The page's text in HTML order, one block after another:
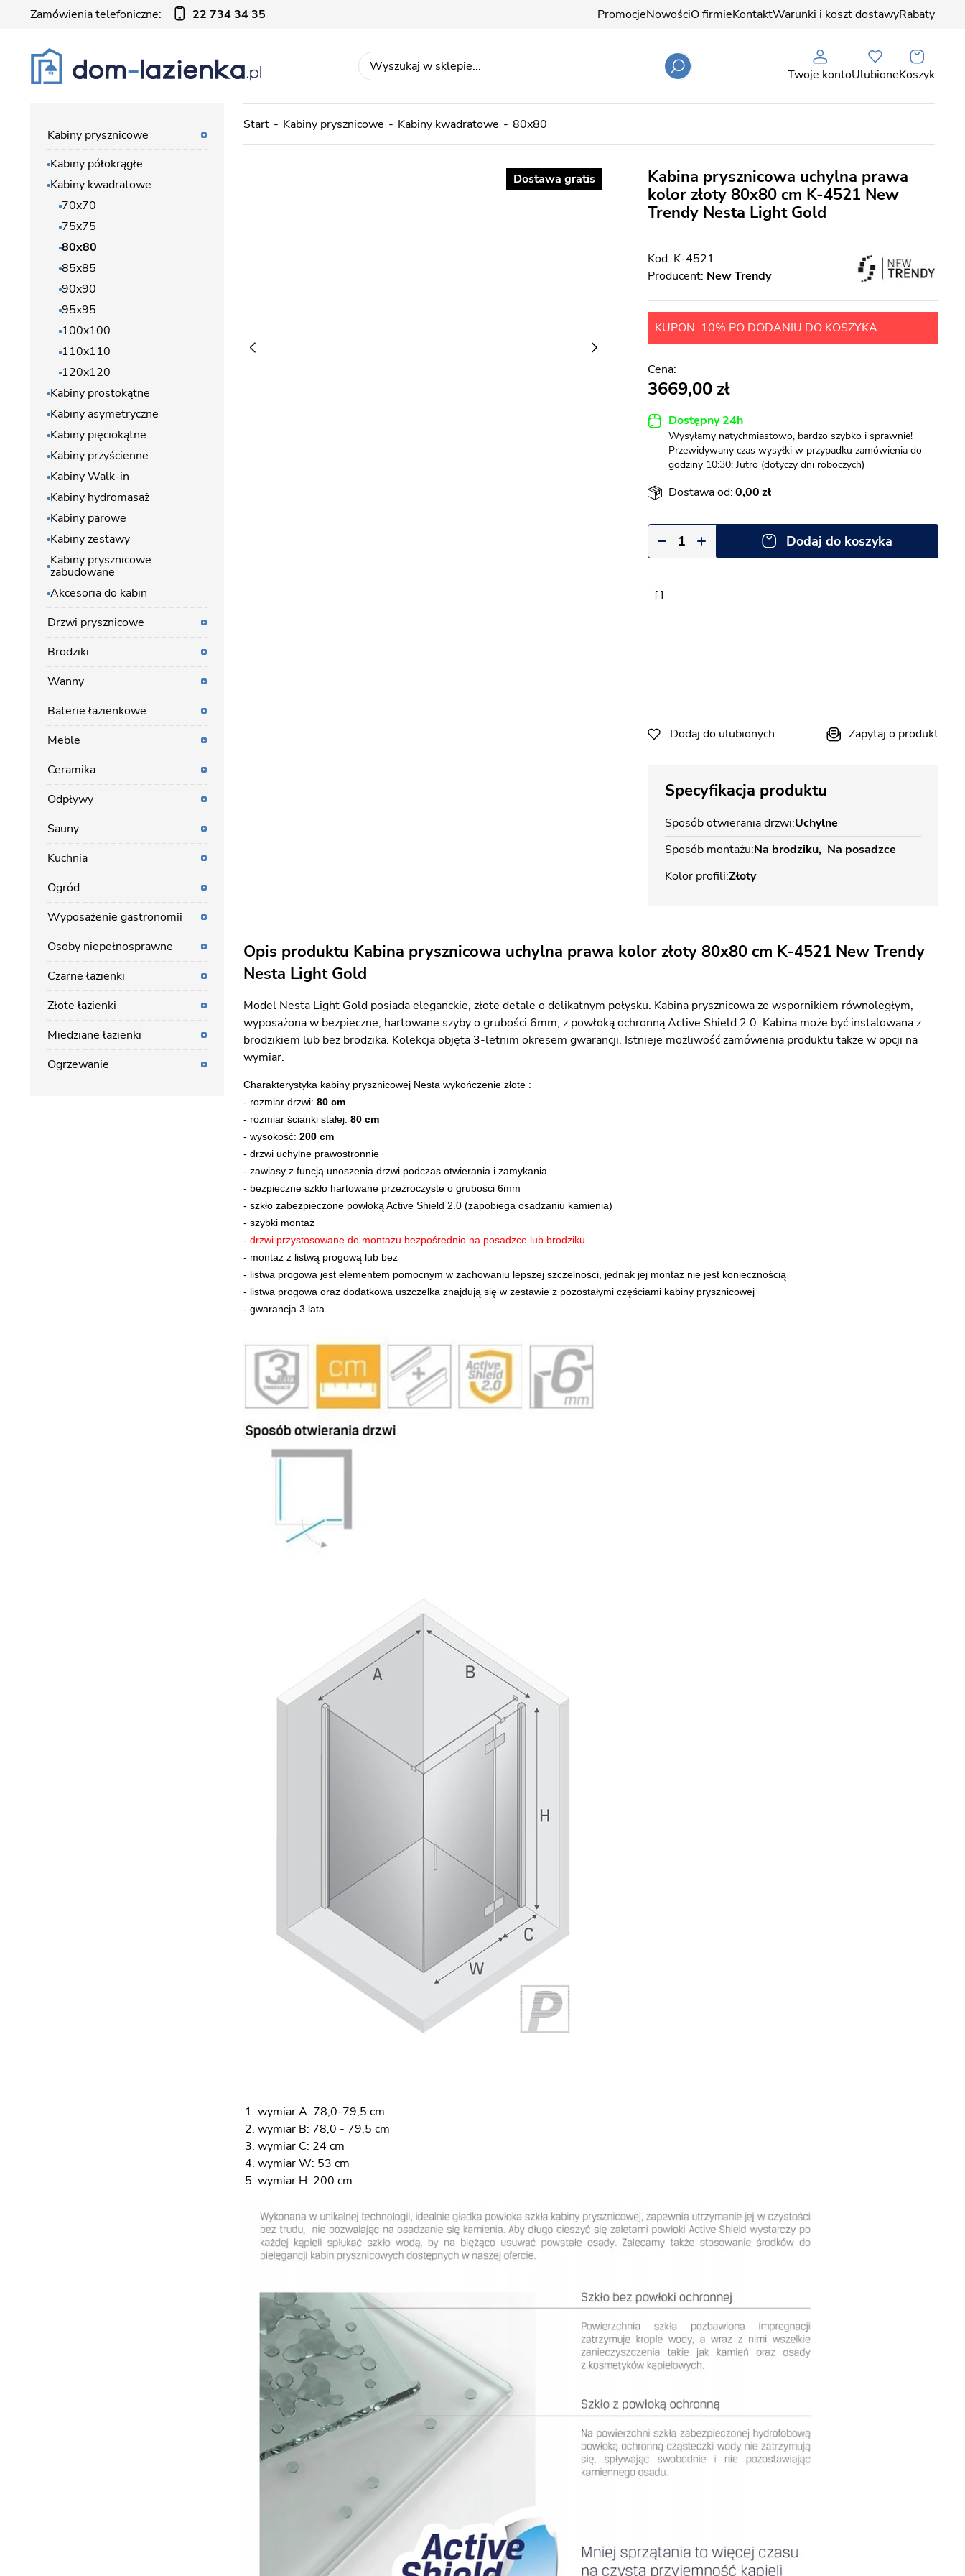
Zamówienia telefoniczne: 22 734 34 35 PromocjeNowościO firmieKontaktWarunki i koszt dostawyRabaty
Twoje kontoUlubioneKoszyk
Start Kabiny prysznicowe Kabiny kwadratowe 80x80
Dostawa gratis
Kabina prysznicowa uchylna prawa
kolor złoty 80x80 cm K-4521 New
Trendy Nesta Light Gold
K-4521
Producent: New Trendy
KUPON: 10% PO DODANIU DO KOSZYKA
3669,00
Dostępny 24h
Wysyłamy natychmiastowo, bardzo szybko i sprawnie!
Przewidywany czas wysyłki w przypadku zamówienia do
godziny 10:30: Jutro (dotyczy dni roboczych)
Dostawa od:0,00
Dodaj do koszyka
Dodaj do ulubionych Zapytaj o produkt
Specyfikacja produktu
Sposób otwierania drzwi Uchylne
Sposób montażu Na brodziku Na posadzce
Kolor profili Złoty
Opis produktu Kabina prysznicowa uchylna prawa kolor złoty 80x80 cm K-4521 New Trendy
Nesta Light Gold
Model Nesta Light Gold posiada eleganckie, złote detale o delikatnym połysku. Kabina prysznicowa ze wspornikiem równoległym,
wyposażona w bezpieczne, hartowane szyby o grubości 6mm, z powłoką ochronną Active Shield 2.0. Kabina może być instalowana z
brodzikiem lub bez brodzika. Kolekcja objęta 3-letnim okresem gwarancji. Istnieje możliwość zamówienia produktu także w opcji na
wymiar.
Charakterystyka kabiny prysznicowej Nesta wykończenie złote :
- rozmiar drzwi: 80 cm
- rozmiar ścianki stałej: 80 cm
- wysokość: 200 cm
- drzwi uchylne prawostronnie
- zawiasy z funcją unoszenia drzwi podczas otwierania i zamykania
- bezpieczne szkło hartowane przeźroczyste o grubości 6mm
- szkło zabezpieczone powłoką Active Shield 2.0 (zapobiega osadzaniu kamienia)
- szybki montaż
- drzwi przystosowane do montażu bezpośrednio na posadzce lub brodziku
- montaż z listwą progową lub bez
- listwa progowa jest elementem pomocnym w zachowaniu lepszej szczelności, jednak jej montaż nie jest koniecznością
- listwa progowa oraz dodatkowa uszczelka znajdują się w zestawie z pozostałymi częściami kabiny prysznicowej
- gwarancja 3 lata
wymiar A: 78,0-79,5 cm
wymiar B: 78,0 - 79,5 cm
wymiar C: 24 cm
wymiar W: 53 cm
wymiar H: 200 cm
Kabiny prysznicowe
Kabiny półokrągłe
Kabiny kwadratowe
70x70
75x75
80x80
85x85
90x90
95x95
100x100
110x110
120x120
Kabiny prostokątne
Kabiny asymetryczne
Kabiny pięciokątne
Kabiny przyścienne
Kabiny Walk-in
Kabiny hydromasaż
Kabiny parowe
Kabiny zestawy
Kabiny prysznicowe
zabudowane
Akcesoria do kabin
Drzwi prysznicowe
Brodziki
Wanny
Baterie łazienkowe
Meble
Ceramika
Odpływy
Sauny
Kuchnia
Ogród
Wyposażenie gastronomii
Osoby niepełnosprawne
Czarne łazienki
Złote łazienki
Miedziane łazienki
Ogrzewanie